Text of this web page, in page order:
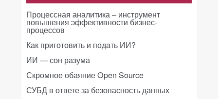
Процессная аналитика – инструмент
повышения эффективности бизнес-
процессов
Как приготовить и подать ИИ?
ИИ — сон разума
Скромное обаяние Open Source
СУБД в ответе за безопасность данных